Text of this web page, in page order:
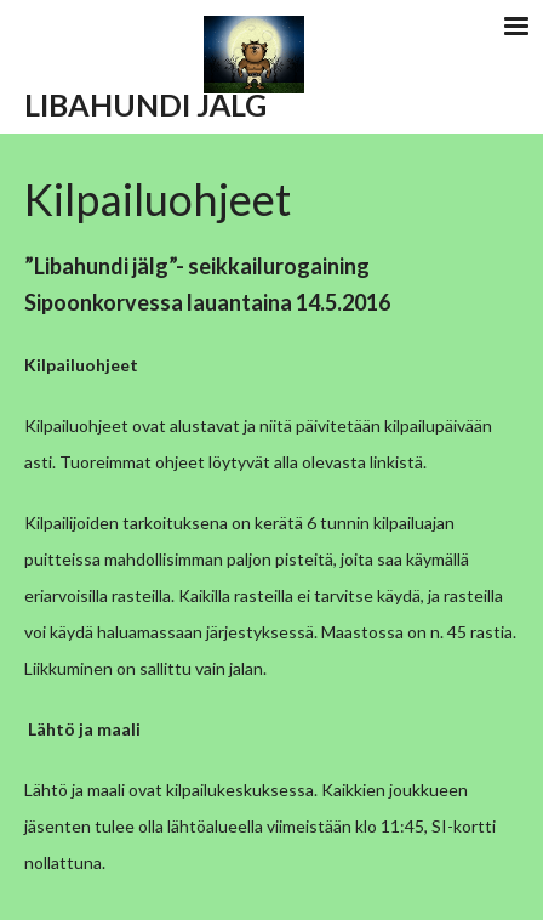
LIBAHUNDI JÄLG
Kilpailuohjeet
”Libahundi jälg”- seikkailurogaining
Sipoonkorvessa lauantaina 14.5.2016
Kilpailuohjeet
Kilpailuohjeet ovat alustavat ja niitä päivitetään kilpailupäivään
asti. Tuoreimmat ohjeet löytyvät alla olevasta linkistä.
Kilpailijoiden tarkoituksena on kerätä 6 tunnin kilpailuajan
puitteissa mahdollisimman paljon pisteitä, joita saa käymällä
eriarvoisilla rasteilla. Kaikilla rasteilla ei tarvitse käydä, ja rasteilla
voi käydä haluamassaan järjestyksessä. Maastossa on n. 45 rastia.
Liikkuminen on sallittu vain jalan.
Lähtö ja maali
Lähtö ja maali ovat kilpailukeskuksessa. Kaikkien joukkueen
jäsenten tulee olla lähtöalueella viimeistään klo 11:45, SI-kortti
nollattuna.